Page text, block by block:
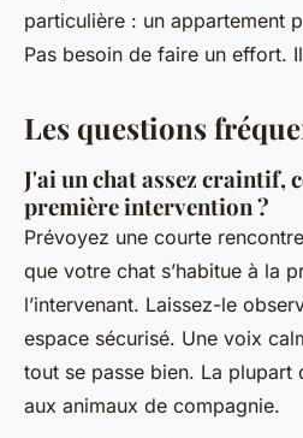
particulière : un appartement
Pas besoin de faire un effort.
Les questions
J'ai un chat assez craintif,
première intervention ?
Prévoyez une courte
que votre chat s’habitue à la
l’intervenant. Laissez-le
espace sécurisé. Une voix
tout se passe bien. La plupart
aux animaux de compagnie.